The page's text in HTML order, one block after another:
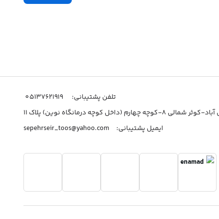
تلفن پشتیبانی:
05137621919
چهارم (داخل کوچه درمانگاه نوین) پلاک 11
ایمیل پشتیبانی:
sepehrseir_toos@yahoo.com